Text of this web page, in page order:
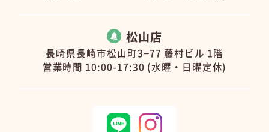
松山店
長崎県長崎市松山町3−77 藤村ビル 1階
営業時間 10:00-17:30 (水曜・日曜定休)